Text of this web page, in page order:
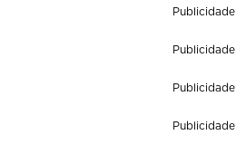
Publicidade
Publicidade
Publicidade
Publicidade